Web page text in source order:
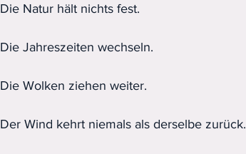
Die Natur hält nichts fest.
Die Jahreszeiten wechseln.
Die Wolken ziehen weiter.
Der Wind kehrt niemals als derselbe zurück.